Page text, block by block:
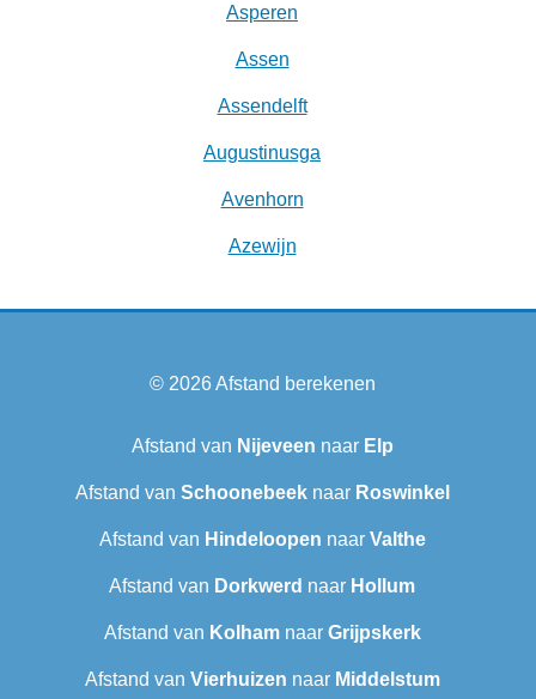
Asperen
Assen
Assendelft
Augustinusga
Avenhorn
Azewijn
© 2026Afstand berekenen
Afstand van Nijeveen naar Elp
Afstand van Schoonebeeknaar Roswinkel
Afstand van Hindeloopen naar Valthe
Afstand van Dorkwerd naar Hollum
Afstand van Kolhamnaar Grijpskerk
Afstand van Vierhuizen naar Middelstum